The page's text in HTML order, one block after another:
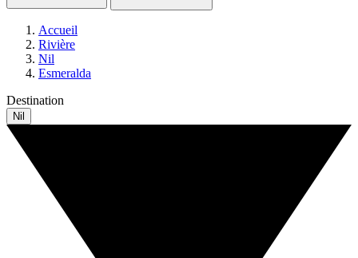
Accueil
Rivière
Nil
Esmeralda
Destination
Nil